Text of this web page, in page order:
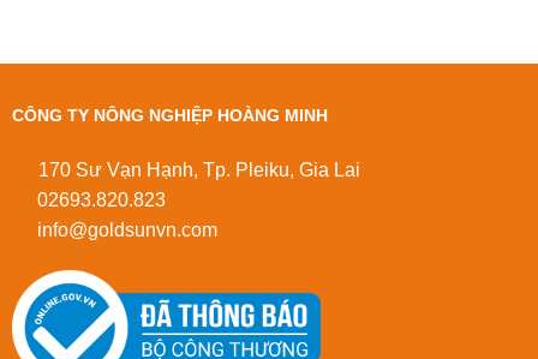
CÔNG TY NÔNG NGHIỆP HOÀNG MINH
170 Sư Vạn Hạnh, Tp. Pleiku, Gia Lai
02693.820.823
info@goldsunvn.com